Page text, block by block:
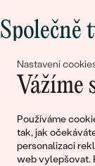
Nastavení
Vážíme
Používáme
tak, jak
personalizaci
web vylepšovat.
Společně
lásky
Připojte se k nám!